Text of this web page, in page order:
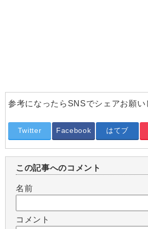
参考になったらSNSでシェアお願い
Twitter Facebook はてブ
この記事へのコメント
名前
コメント